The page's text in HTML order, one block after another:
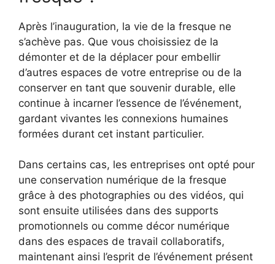
Après l’inauguration, la vie de la fresque ne
s’achève pas. Que vous choisissiez de la
démonter et de la déplacer pour embellir
d’autres espaces de votre entreprise ou de la
conserver en tant que souvenir durable, elle
continue à incarner l’essence de l’événement,
gardant vivantes les connexions humaines
formées durant cet instant particulier.
Dans certains cas, les entreprises ont opté pour
une conservation numérique de la fresque
grâce à des photographies ou des vidéos, qui
sont ensuite utilisées dans des supports
promotionnels ou comme décor numérique
dans des espaces de travail collaboratifs,
maintenant ainsi l’esprit de l’événement présent